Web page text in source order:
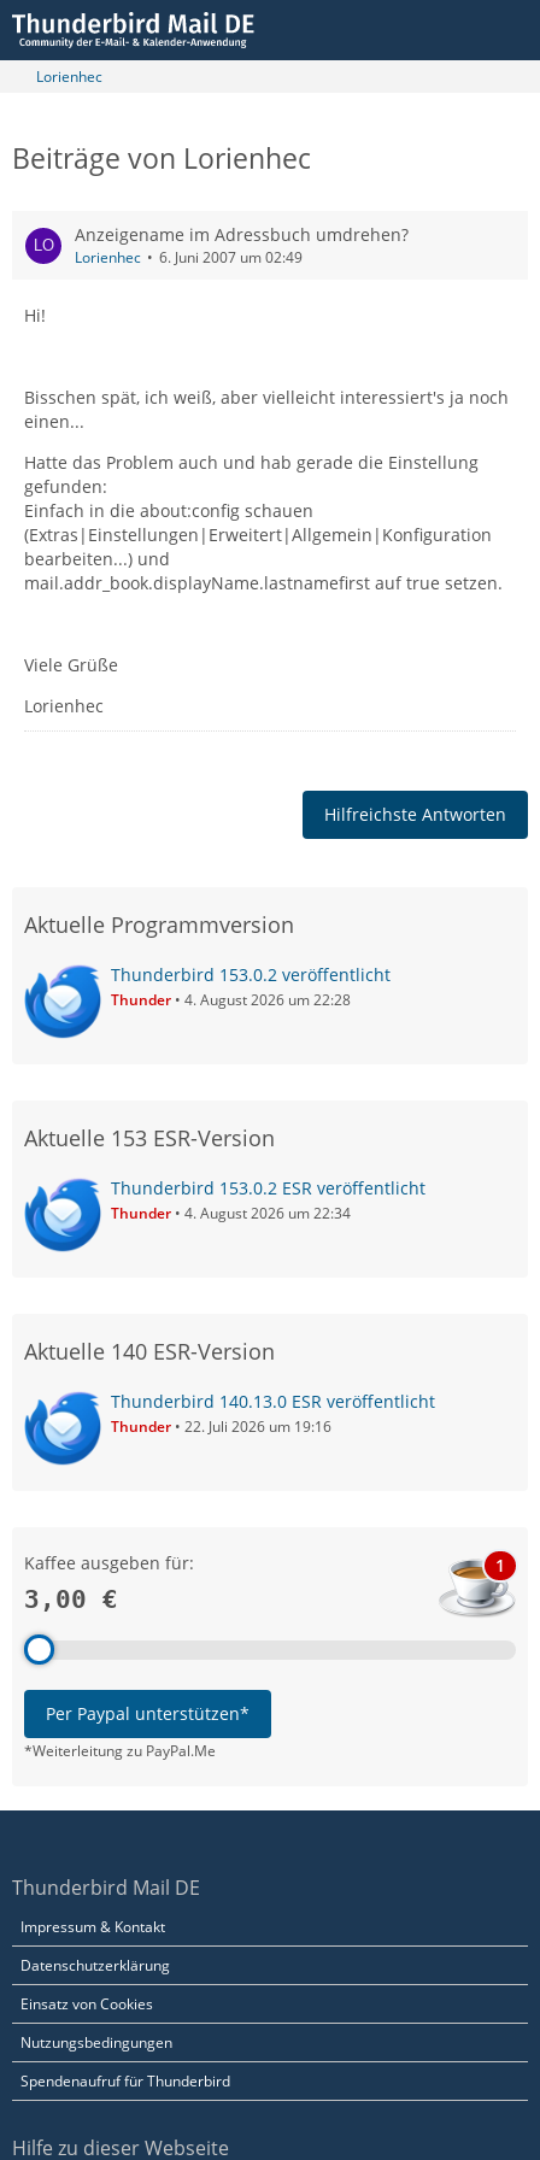
Lorienhec
Beiträge von Lorienhec
Anzeigename im Adressbuch umdrehen?
Lorienhec 6. Juni 2007 um 02:49
Hi!
Bisschen spät, ich weiß, aber vielleicht interessiert's ja noch
einen...
Hatte das Problem auch und hab gerade die Einstellung
gefunden:
Einfach in die about:config schauen
(Extras|Einstellungen|Erweitert|Allgemein|Konfiguration
bearbeiten...) und
mail.addr_book.displayName.lastnamefirst auf true setzen.
Viele Grüße
Lorienhec
Hilfreichste Antworten
Aktuelle Programmversion
Thunderbird 153.0.2 veröffentlicht
Thunder 4. August 2026 um 22:28
Aktuelle 153 ESR-Version
Thunderbird 153.0.2 ESR veröffentlicht
Thunder 4. August 2026 um 22:34
Aktuelle 140 ESR-Version
Thunderbird 140.13.0 ESR veröffentlicht
Thunder 22. Juli 2026 um 19:16
Kaffee ausgeben für:
3,00 €
1
Per Paypal unterstützen*
*Weiterleitung zu PayPal.Me
Thunderbird Mail DE
Impressum & Kontakt
Datenschutzerklärung
Einsatz von Cookies
Nutzungsbedingungen
Spendenaufruf für Thunderbird
Hilfe zu dieser Webseite